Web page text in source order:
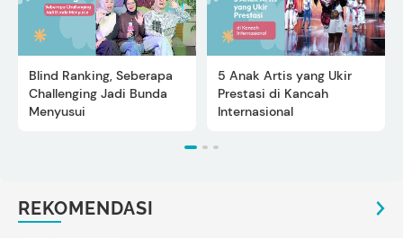
Blind Ranking, Seberapa
Challenging Jadi Bunda
Menyusui
5 Anak Artis yang Ukir
Prestasi di Kancah
Internasional
REKOMENDASI